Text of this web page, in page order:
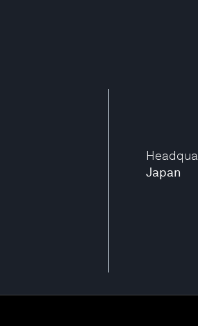
Japan